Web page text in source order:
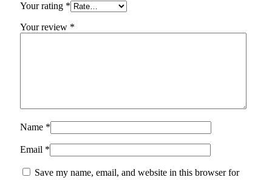
Your rating *
Your review *
Name *
Email *
Save my name, email, and website in this browser for